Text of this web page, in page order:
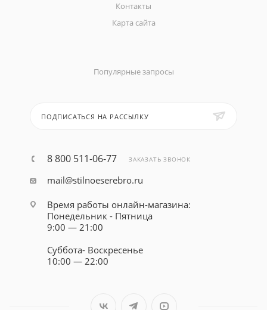
Контакты
Карта сайта
Популярные запросы
ПОДПИСАТЬСЯ НА РАССЫЛКУ
8 800 511-06-77 ЗАКАЗАТЬ ЗВОНОК
mail@stilnoeserebro.ru
Время работы онлайн-магазина:
Понедельник - Пятница
9:00 — 21:00
Суббота- Воскресенье
10:00 — 22:00